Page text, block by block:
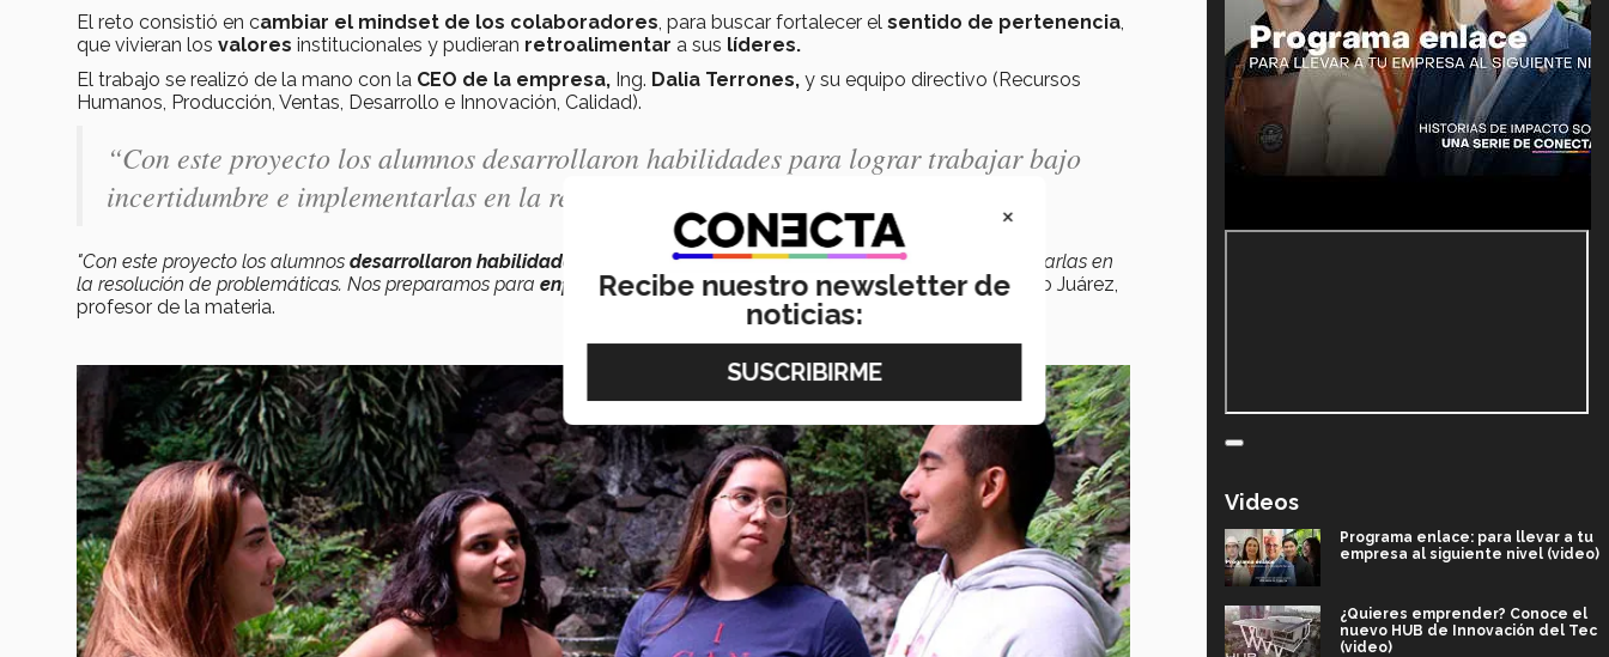
El reto consistió en cambiar el mindset de los colaboradores , para buscar fortalecer el sentido de pertenencia
que vivieran los valores institucionales y pudieran retroalimentar a sus líderes.
El trabajo se realizó de la mano con la CEO de la empresa, Ing. Dalia Terrones, y su equipo directivo (Recursos
Humanos, Producción, Ventas, Desarrollo e Innovación, Calidad).
“Con este proyecto los alumnos desarrollaron habilidades para lograr trabajar bajo
incertidumbre e implementarlas en la resolución de problemáticas".
"Con este proyecto los alumnos desarrollaron habilidades para lograr trabajar bajoincertidumbre
e implementarlas en
la resolución de problemáticas. Nos preparamos para enfrentarcualquiersituación del día a día”, contó Ernesto Juárez,
profesor de la materia.
Videos
Programa enlace: para llevar a tu
empresa al siguiente nivel (video)
¿Quieres emprender? Conoce el
nuevo HUB de Innovación del Tec
(video)
×
Recibe nuestro newsletter de
noticias: